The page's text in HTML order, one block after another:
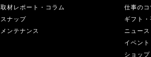
取材レポート・コラム
スナップ
メンテナンス
仕事のコ
ギフト
ニュース
イベント
ショップ